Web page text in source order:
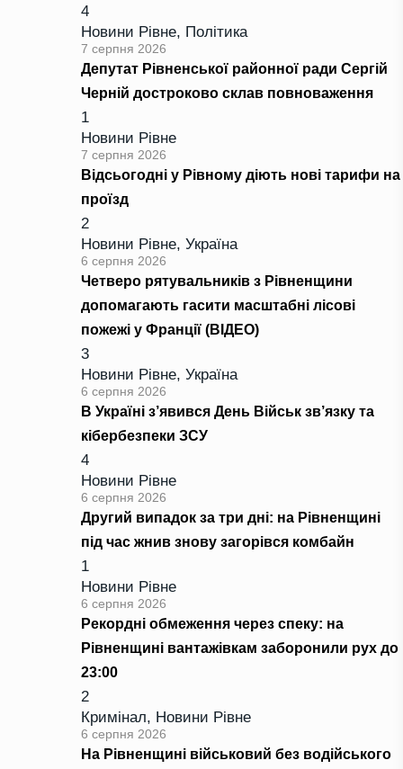
4
Новини Рівне, Політика
7 серпня 2026
Депутат Рівненської районної ради Сергій
Черній достроково склав повноваження
1
Новини Рівне
7 серпня 2026
Відсьогодні у Рівному діють нові тарифи на
проїзд
2
Новини Рівне, Україна
6 серпня 2026
Четверо рятувальників з Рівненщини
допомагають гасити масштабні лісові
пожежі у Франції (ВІДЕО)
3
Новини Рівне, Україна
6 серпня 2026
В Україні з’явився День Військ зв’язку та
кібербезпеки ЗСУ
4
Новини Рівне
6 серпня 2026
Другий випадок за три дні: на Рівненщині
під час жнив знову загорівся комбайн
1
Новини Рівне
6 серпня 2026
Рекордні обмеження через спеку: на
Рівненщині вантажівкам заборонили рух до
23:00
2
Кримінал, Новини Рівне
6 серпня 2026
На Рівненщині військовий без водійського